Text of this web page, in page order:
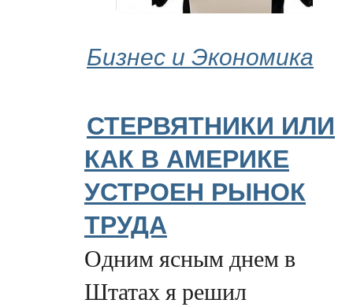
Бизнес и Экономика
СТЕРВЯТНИКИ ИЛИ
КАК В АМЕРИКЕ
УСТРОЕН РЫНОК
ТРУДА
Одним ясным днем в
Штатах я решил